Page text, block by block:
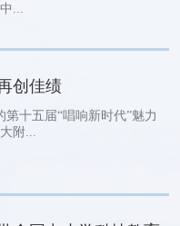
...
创佳绩
十五届“唱响新时代”魅力
附...